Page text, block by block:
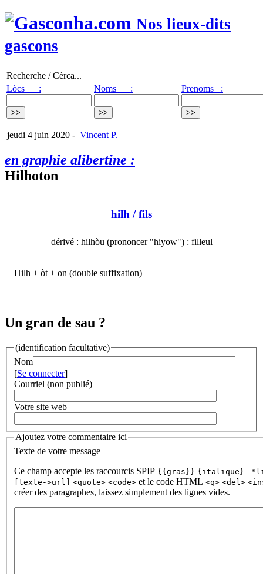
Nos lieux-dits
gascons
Recherche / Cèrca...
Lòcs :
Noms : Prenoms :
jeudi 4 juin 2020 - Vincent P.
en graphie alibertine :
Hilhoton
hilh / fils
dérivé : hilhòu (prononcer "hiyow") : filleul
Hilh + òt + on (double suffixation)
Un gran de sau ?
(identification facultative)
Nom
[Se connecter]
Courriel (non publié)
Votre site web
Ajoutez votre commentaire ici
Texte de votre message
Ce champ accepte les raccourcis SPIP {{gras}} {italique} -
[texte->url] <quote> <code> et le code HTML <q> <del>
créer des paragraphes, laissez simplement des lignes vides.